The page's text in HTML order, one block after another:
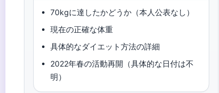
70kgに達したかどうか（本人公表なし）
現在の正確な体重
具体的なダイエット方法の詳細
2022年春の活動再開（具体的な日付は不
明）